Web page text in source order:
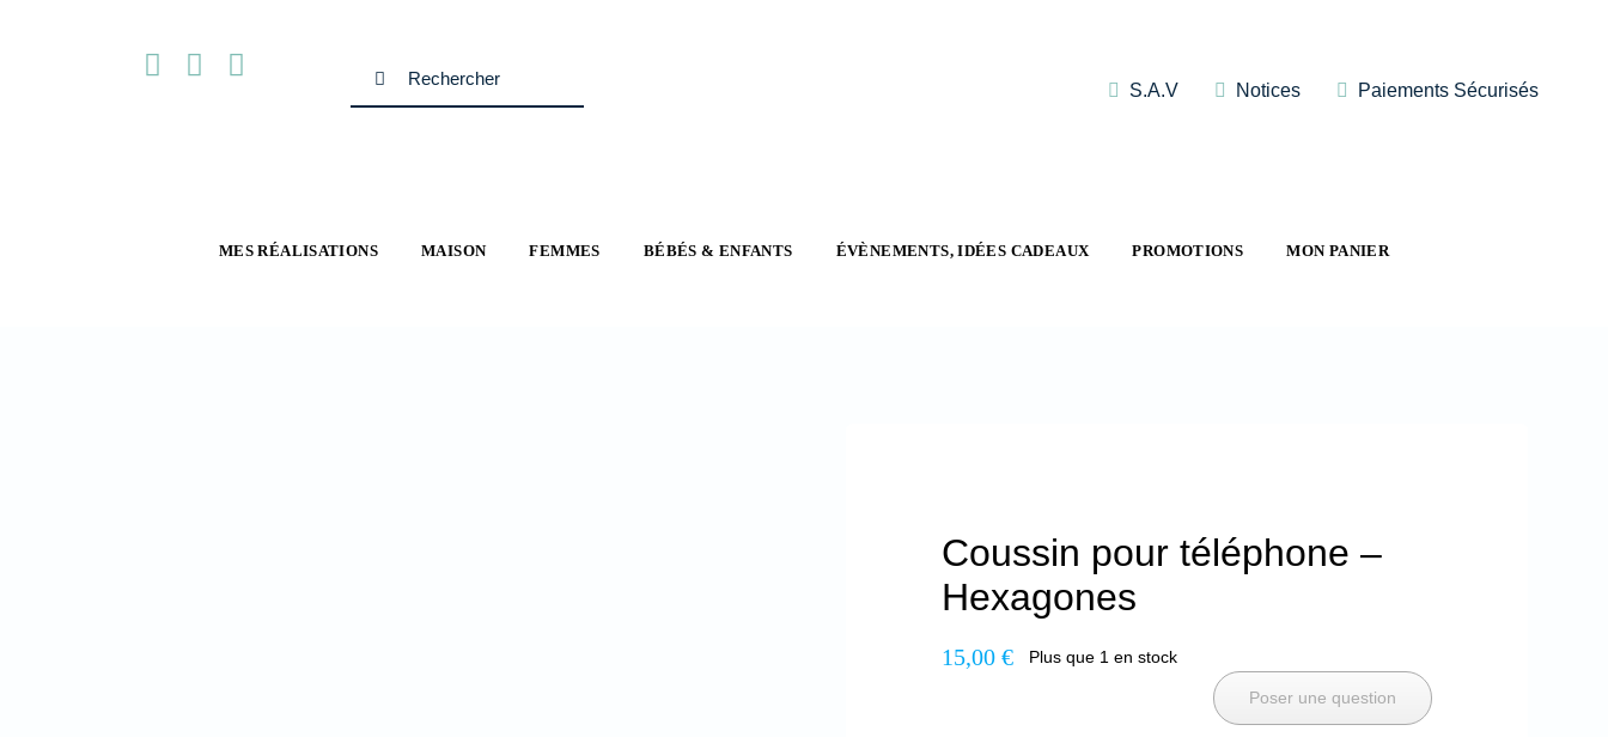
Rechercher:
S.A.V Notices Paiements Sécurisés
MES RÉALISATIONS MAISON FEMMES BÉBÉS & ENFANTS ÉVÈNEMENTS, IDÉES CADEAUX PROMOTIONS MON PANIER
Coussin pour téléphone –
Hexagones
15,00 € Plus que 1 en stock
Poser une question